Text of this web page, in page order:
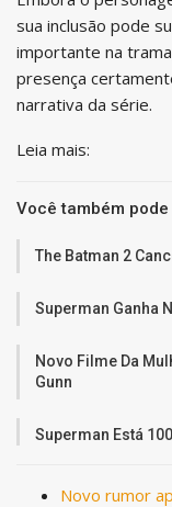
sua inclusão pode
importante na
presença
narrativa da série.
Leia mais:
Você também
The Batman 2
Superman Ganha
Novo Filme Da
Gunn
Superman Está
Novo rumor